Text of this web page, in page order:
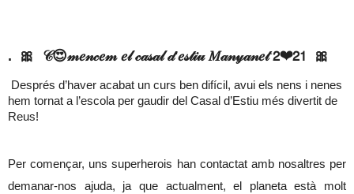
. 🎀 𝒞😍𝓂𝑒𝓃𝒸𝑒𝓂 𝑒𝓁 𝒸𝒶𝓈𝒶𝓁 𝒹'𝑒𝓈𝓉𝒾𝓊 𝑀𝒶𝓃𝓎𝒶𝓃𝑒𝓉 𝟤❤𝟤𝟣 🎀
Després d’haver acabat un curs ben difícil, avui els nens i nenes
hem tornat a l’escola per gaudir del Casal d’Estiu més divertit de
Reus!
Per començar, uns superherois han contactat amb nosaltres per
demanar-nos ajuda, ja que actualment, el planeta està molt